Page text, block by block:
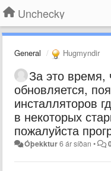
Unchecky
General Hugmyndir
За это время,
обновляется,
инсталляторов
в некоторых
пожалуйста
Óþekktur6 ár síðan •